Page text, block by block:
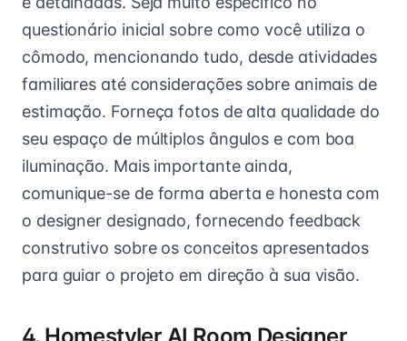
questionário inicial sobre como você utiliza o
cômodo, mencionando tudo, desde atividades
familiares até considerações sobre animais de
estimação. Forneça fotos de alta qualidade do
seu espaço de múltiplos ângulos e com boa
iluminação. Mais importante ainda,
comunique-se de forma aberta e honesta com
o designer designado, fornecendo feedback
construtivo sobre os conceitos apresentados
para guiar o projeto em direção à sua visão.